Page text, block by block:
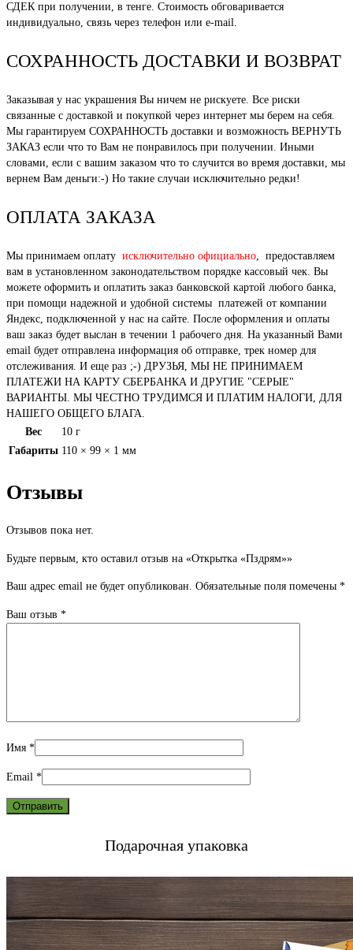
СДЕК при получении, в тенге. Стоимость обговаривается
индивидуально, связь через телефон или e-mail.
СОХРАННОСТЬ ДОСТАВКИ И ВОЗВРАТ
Заказывая у нас украшения Вы ничем не рискуете. Все риски
связанные с доставкой и покупкой через интернет мы берем на себя.
Мы гарантируем СОХРАННОСТЬ доставки и возможность ВЕРНУТЬ
ЗАКАЗ если что то Вам не понравилось при получении. Иными
словами, если с вашим заказом что то случится во время доставки, мы
вернем Вам деньги:-) Но такие случаи исключительно редки!
ОПЛАТА ЗАКАЗА
Мы принимаем оплату исключительно официально, предоставляем
вам в установленном законодательством порядке кассовый чек. Вы
можете оформить и оплатить заказ банковской картой любого банка,
при помощи надежной и удобной системы платежей от компании
Яндекс, подключенной у нас на сайте. После оформления и оплаты
ваш заказ будет выслан в течении 1 рабочего дня. На указанный Вами
email будет отправлена информация об отправке, трек номер для
отслеживания. И еще раз ;-) ДРУЗЬЯ, МЫ НЕ ПРИНИМАЕМ
ПЛАТЕЖИ НА КАРТУ СБЕРБАНКА И ДРУГИЕ "СЕРЫЕ"
ВАРИАНТЫ. МЫ ЧЕСТНО ТРУДИМСЯ И ПЛАТИМ НАЛОГИ, ДЛЯ
НАШЕГО ОБЩЕГО БЛАГА.
Вес
10 г
Габариты 110 × 99 × 1 мм
Отзывы
Отзывов пока нет.
Будьте первым, кто оставил отзыв на «Открытка «Пздрям»»
Ваш адрес email не будет опубликован. Обязательные поля помечены *
Ваш отзыв *
Имя *
Email *
Подарочная упаковка